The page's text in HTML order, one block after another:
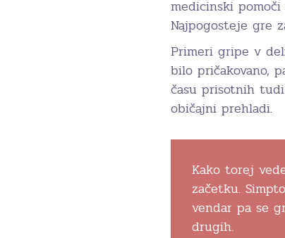
medicinski
Najpogosteje gre
Primeri gripe v
bilo pričakovano,
času prisotnih
običajni prehladi.
Kako torej
začetku.
vendar pa se
drugih.